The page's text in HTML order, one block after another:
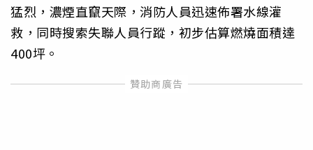
猛烈，濃煙直竄天際，消防人員迅速佈署水線灌
救，同時搜索失聯人員行蹤，初步估算燃燒面積達
400坪。